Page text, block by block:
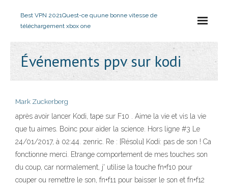
Best VPN 2021Quest-ce quune bonne vitesse de
téléchargement xbox one
Événements ppv sur kodi
Mark Zuckerberg
après avoir lancer Kodi, tape sur F10 . Aime la vie et vis la vie
que tu aimes. Boinc pour aider la science. Hors ligne #3 Le
24/01/2017, à 02:44. zenric. Re : [Résolu] Kodi: pas de son ! Ca
fonctionne merci. Etrange comportement de mes touches son
du coup, car normalement, j' utilise la touche fn+f10 pour
couper ou remettre le son, fn+f11 pour baisser le son et fn+f12